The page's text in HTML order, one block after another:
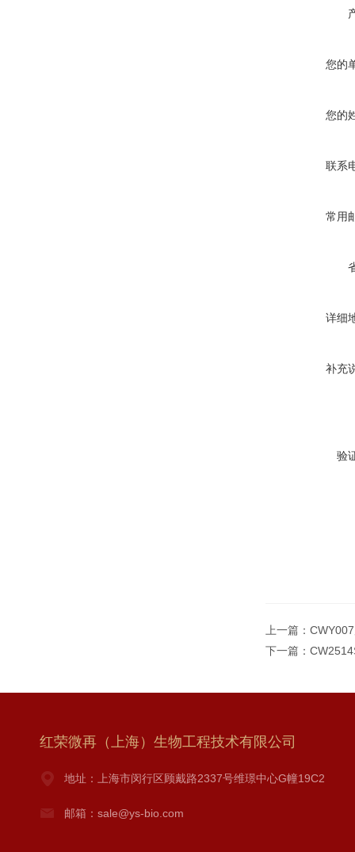
您的
您的
联系
常用
详细
补充
验
上一篇：
下一篇：
红荣微再（上海）生物工程技术有限公司
地址：上海市闵行区顾戴路2337号维璟中心G幢19C2
邮箱：sale@ys-bio.com